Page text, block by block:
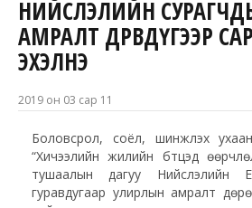
НИЙСЛЭЛИЙН
АМРАЛТ ДӨРӨВДҮГЭЭР
ЭХЭЛНЭ
2019 он 03 сар 11
Боловсрол, соёл, шинжлэх
“Хичээлийн жилийн бүтцэд
тушаалын дагуу Нийслэлийн
гуравдугаар улирлын амралт